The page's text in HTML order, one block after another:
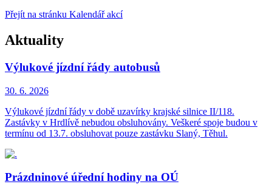
Přejít na stránku Kalendář akcí
Aktuality
Výlukové jízdní řády autobusů
30. 6. 2026
Výlukové jízdní řády v době uzavírky krajské silnice II/118.
Zastávky v Hrdlívě nebudou obsluhovány. Veškeré spoje budou v
termínu od 13.7. obsluhovat pouze zastávku Slaný, Těhul.
Prázdninové úřední hodiny na OÚ